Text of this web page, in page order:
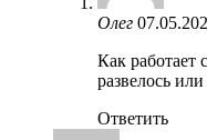
Олег
Как
развелось
Ответить